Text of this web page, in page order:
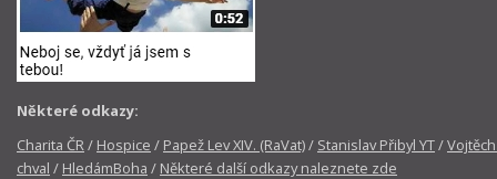
Některé odkazy:
Charita ČR / Hospice / Papež Lev XIV. (RaVat)/ Stanislav Přibyl YT/
chval / HledámBoha / Některé další odkazy naleznete zde